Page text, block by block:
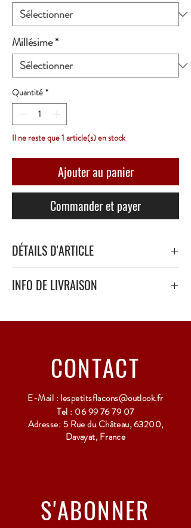
Millésime*
Quantité *
Il ne reste que 1 article(s) en stock
Ajouter au panier
Commander et payer
DÉTAILS D'ARTICLE
INFO DE LIVRAISON
polystyrène.
CONTACT
E-Mail :lespetitsflacons@outlook.fr
Tel : 06 99 76 79 07
Adresse: 5 Rue du Château, 63200,
Davayat, France
S'ABONNER